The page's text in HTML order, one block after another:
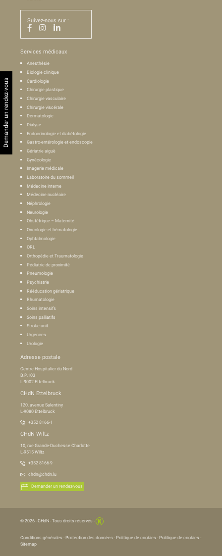
Suivez-nous sur :
Services médicaux
Anesthésie
Biologie clinique
Cardiologie
Chirurgie plastique
Chirurgie vasculaire
Chirurgie viscérale
Dermatologie
Dialyse
Endocrinologie et diabétologie
Gastro-entérologie et endoscopie
Gériatrie aiguë
Gynécologie
Imagerie médicale
Laboratoire du sommeil
Médecine interne
Médecine nucléaire
Néphrologie
Neurologie
Obstétrique – Maternité
Oncologie et hématologie
Ophtalmologie
ORL
Orthopédie et Traumatologie
Pédiatrie de proximité
Pneumologie
Psychiatrie
Rééducation gériatrique
Rhumatologie
Soins intensifs
Soins palliatifs
Stroke unit
Urgences
Urologie
Adresse postale
Centre Hospitalier du Nord
B.P.103
L-9002 Ettelbruck
CHdN Ettelbruck
120, avenue Salentiny
L-9080 Ettelbruck
+352 8166-1
CHdN Wiltz
10, rue Grande-Duchesse Charlotte
L-9515 Wiltz
+352 8166-9
chdn@chdn.lu
Demander un rendez-vous
© 2026 -CHdN- Tous droits réservés -
Conditions générales -Protection des données -Politique de cookies -Politique de cookies -
Sitemap
Demander un rendez-vous